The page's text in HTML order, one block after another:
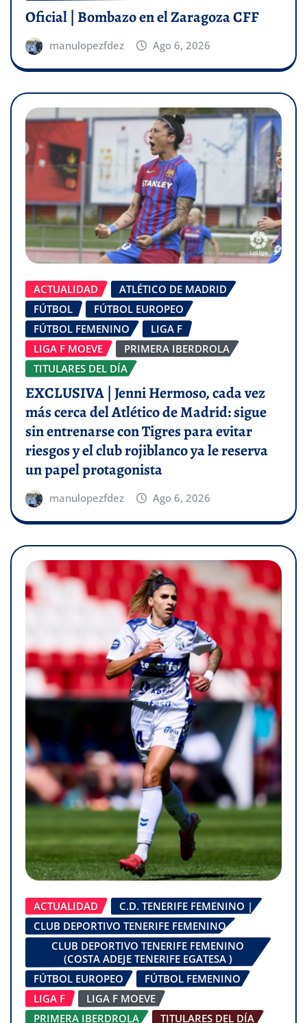
Oficial | Bombazo en el Zaragoza CFF
manulopezfdez Ago 6, 2026
ACTUALIDAD
ATLÉTICO DE MADRID
FÚTBOL
FÚTBOL EUROPEO
FÚTBOL FEMENINO
LIGA F
LIGA F MOEVE
PRIMERA IBERDROLA
TITULARES DEL DÍA
EXCLUSIVA | Jenni Hermoso, cada vez
más cerca del Atlético de Madrid: sigue
sin entrenarse con Tigres para evitar
riesgos y el club rojiblanco ya le reserva
un papel protagonista
manulopezfdez Ago 6, 2026
ACTUALIDAD
C.D. TENERIFE FEMENINO |
CLUB DEPORTIVO TENERIFE FEMENINO
CLUB DEPORTIVO TENERIFE FEMENINO
(COSTA ADEJE TENERIFE EGATESA )
FÚTBOL EUROPEO
FÚTBOL FEMENINO
LIGA F
LIGA F MOEVE
PRIMERA IBERDROLA
TITULARES DEL DÍA